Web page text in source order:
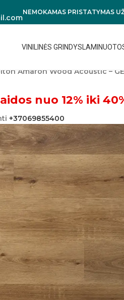
NEMOKAMAS PRISTATYMAS
VINILINĖS GRINDYS
Amaron Wood Acoustic –
nuo 12% iki
+37069855400